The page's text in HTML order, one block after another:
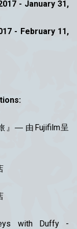
- January 31,
- February 11,
』― 由Fujifilm呈
with Duffy -